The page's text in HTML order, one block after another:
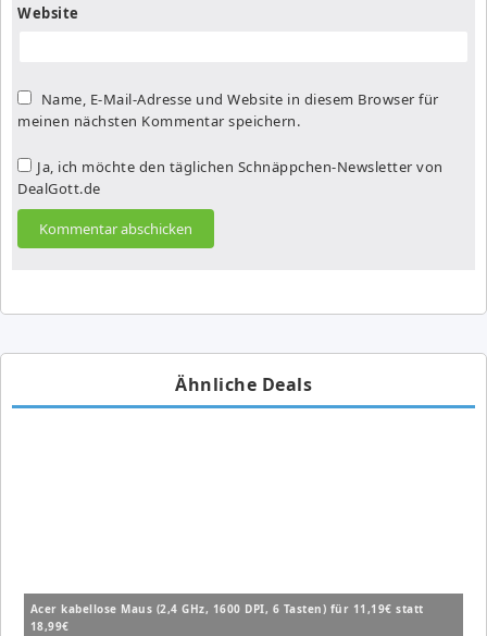
Website
Name, E-Mail-Adresse und Website in diesem Browser für
meinen nächsten Kommentar speichern.
Ja, ich möchte den täglichen Schnäppchen-Newsletter von
DealGott.de
Ähnliche Deals
Acer kabellose Maus (2,4 GHz, 1600 DPI, 6 Tasten) für 11,19€ statt
18,99€